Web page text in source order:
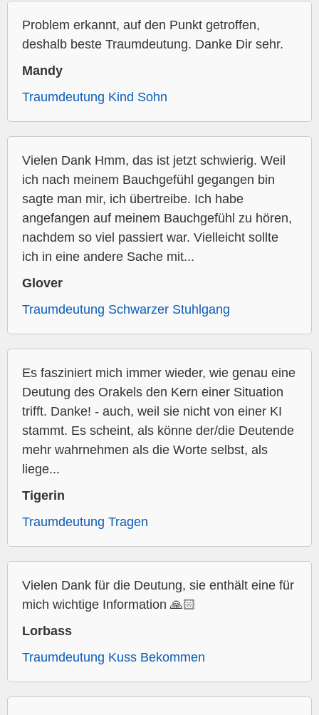
Problem erkannt, auf den Punkt getroffen,
deshalb beste Traumdeutung. Danke Dir sehr.
Mandy
Traumdeutung Kind Sohn
Vielen Dank Hmm, das ist jetzt schwierig. Weil
ich nach meinem Bauchgefühl gegangen bin
sagte man mir, ich übertreibe. Ich habe
angefangen auf meinem Bauchgefühl zu hören,
nachdem so viel passiert war. Vielleicht sollte
ich in eine andere Sache mit...
Glover
Traumdeutung Schwarzer Stuhlgang
Es fasziniert mich immer wieder, wie genau eine
Deutung des Orakels den Kern einer Situation
trifft. Danke! - auch, weil sie nicht von einer KI
stammt. Es scheint, als könne der/die Deutende
mehr wahrnehmen als die Worte selbst, als
liege...
Tigerin
Traumdeutung Tragen
Vielen Dank für die Deutung, sie enthält eine für
mich wichtige Information 🙏🏻
Lorbass
Traumdeutung Kuss Bekommen